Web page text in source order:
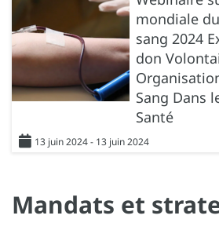
mondiale
sang 2024
don
Sang Dans
Santé
13 juin 2024 - 13 juin 2024
Mandats et